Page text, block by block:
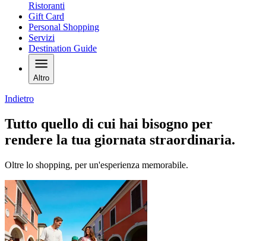
Ristoranti
Gift Card
Personal Shopping
Servizi
Destination Guide
Altro
Indietro
Tutto quello di cui hai bisogno per
rendere la tua giornata straordinaria.
Oltre lo shopping, per un'esperienza memorabile.